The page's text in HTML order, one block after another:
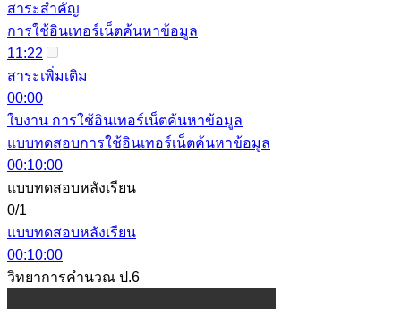
สาระสำคัญ
การใช้อินเทอร์เน็ตค้นหาข้อมูล
11:22
สาระเพิ่มเติม
00:00
ใบงาน การใช้อินเทอร์เน็ตค้นหาข้อมูล
แบบทดสอบการใช้อินเทอร์เน็ตค้นหาข้อมูล
00:10:00
แบบทดสอบหลังเรียน
0/1
แบบทดสอบหลังเรียน
00:10:00
วิทยาการคำนวณ ป.6